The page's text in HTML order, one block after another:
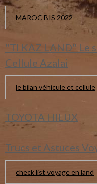
MAROC BIS 2022
"TI KAZ LAND" Le
Cellule Azalai
le bilan véhicule et cellule
TOYOTA HILUX
Trucs et Astuces
check list voyage en land